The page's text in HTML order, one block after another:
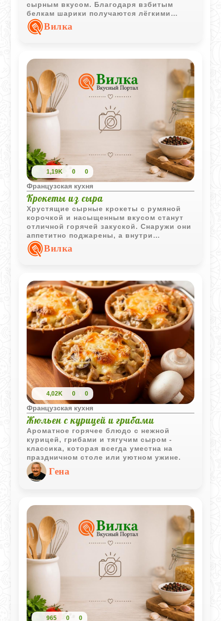
сырным вкусом. Благодаря взбитым
белкам шарики получаются лёгкими
внутри, а хрустящая панировка делает их
особенно аппетитными.
Вилка
1,19K 0 0
Французская кухня
Крокеты из сыра
Хрустящие сырные крокеты с румяной
корочкой и насыщенным вкусом станут
отличной горячей закуской. Снаружи они
аппетитно поджарены, а внутри
сохраняют мягкую сырную текстуру.
Вилка
4,02K 0 0
Французская кухня
Жюльен с курицей и грибами
Ароматное горячее блюдо с нежной
курицей, грибами и тягучим сыром -
классика, которая всегда уместна на
праздничном столе или уютном ужине.
Гена
965 0 0